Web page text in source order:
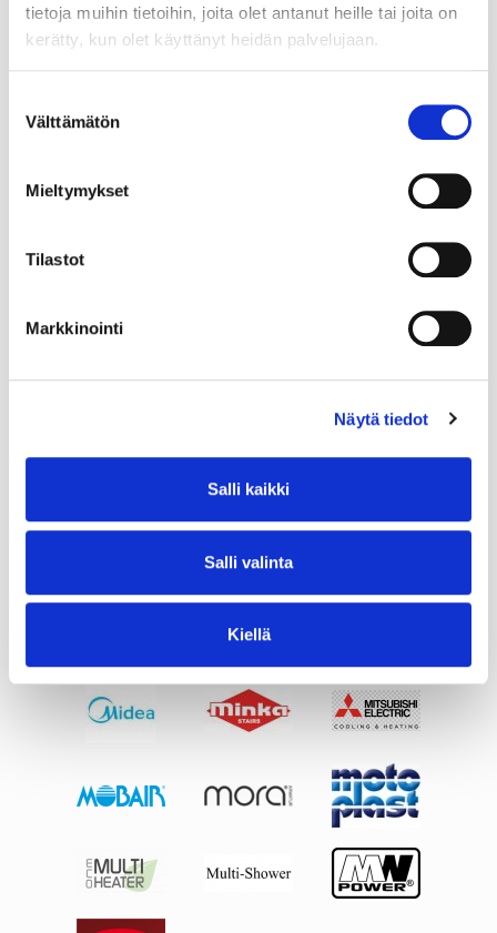
tietoja muihin tietoihin, joita olet antanut heille tai joita on
kerätty, kun olet käyttänyt heidän palvelujaan.
valinta
Välttämätön
Mieltymykset
Tilastot
Markkinointi
Näytä tiedot
Salli kaikki
Salli valinta
Kiellä